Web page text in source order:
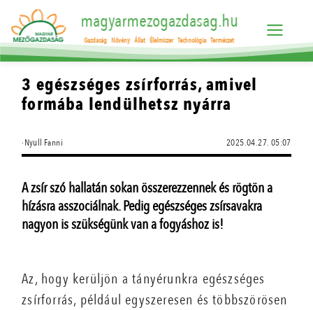
magyarmezogazdasag.hu
Gazdaság Növény Állat Élelmiszer Technológia Természet
3 egészséges zsírforrás, amivel
formába lendülhetsz nyárra
·Nyull Fanni 2025.04.27. 05:07
A zsír szó hallatán sokan összerezzennek és rögtön a
hízásra asszociálnak. Pedig egészséges zsírsavakra
nagyon is szükségünk van a fogyáshoz is!
Az, hogy kerüljön a tányérunkra egészséges
zsírforrás, például egyszeresen és többszörösen